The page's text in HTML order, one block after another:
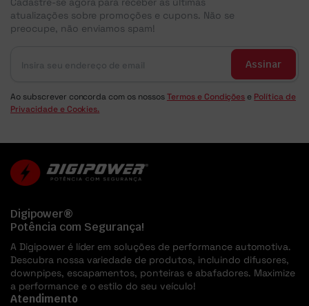
atualizações sobre promoções e cupons. Não se
preocupe, não enviamos spam!
Assinar
Ao subscrever concorda com os nossosTermos e Condições e Política de
Privacidade e Cookies.
Digipower®
Potência com Segurança!
A Digipower é líder em soluções de performance automotiva.
Descubra nossa variedade de produtos, incluindo difusores,
downpipes, escapamentos, ponteiras e abafadores. Maximize
a performance e o estilo do seu veículo!
Atendimento